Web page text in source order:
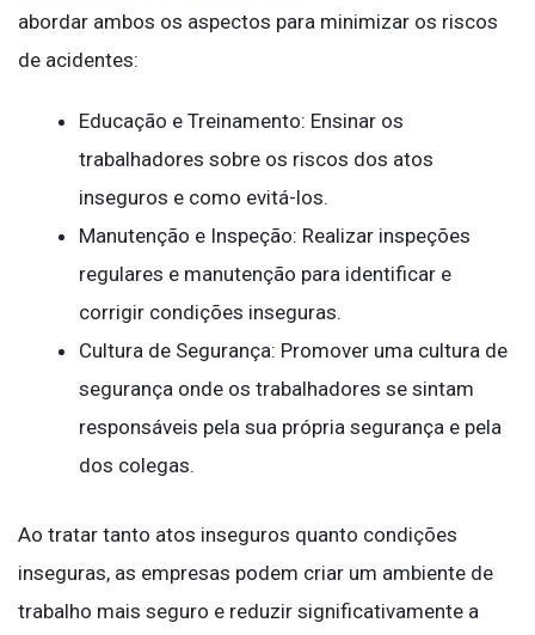
abordar ambos os aspectos para minimizar os riscos
de acidentes:
Educação e Treinamento: Ensinar os
trabalhadores sobre os riscos dos atos
inseguros e como evitá-los.
Manutenção e Inspeção: Realizar inspeções
regulares e manutenção para identificar e
corrigir condições inseguras.
Cultura de Segurança: Promover uma cultura de
segurança onde os trabalhadores se sintam
responsáveis pela sua própria segurança e pela
dos colegas.
Ao tratar tanto atos inseguros quanto condições
inseguras, as empresas podem criar um ambiente de
trabalho mais seguro e reduzir significativamente a